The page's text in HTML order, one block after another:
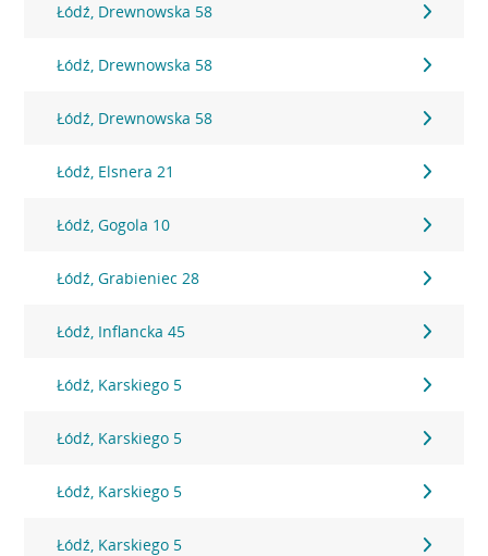
Łódź, Drewnowska 58
Łódź, Drewnowska 58
Łódź, Drewnowska 58
Łódź, Elsnera 21
Łódź, Gogola 10
Łódź, Grabieniec 28
Łódź, Inflancka 45
Łódź, Karskiego 5
Łódź, Karskiego 5
Łódź, Karskiego 5
Łódź, Karskiego 5